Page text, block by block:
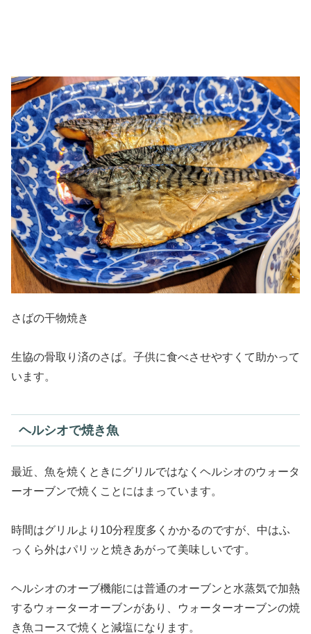
さばの干物焼き
生協の骨取り済のさば。子供に食べさせやすくて助かって
います。
ヘルシオで焼き魚
最近、魚を焼くときにグリルではなくヘルシオのウォータ
ーオーブンで焼くことにはまっています。
時間はグリルより10分程度多くかかるのですが、中はふ
っくら外はパリッと焼きあがって美味しいです。
ヘルシオのオーブ機能には普通のオーブンと水蒸気で加熱
するウォーターオーブンがあり、ウォーターオーブンの焼
き魚コースで焼くと減塩になります。